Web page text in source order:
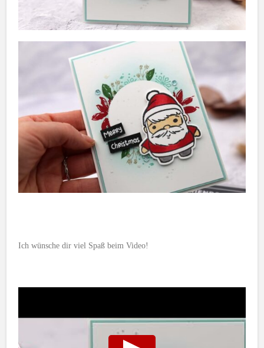
Ich wünsche dir viel Spaß beim Video!